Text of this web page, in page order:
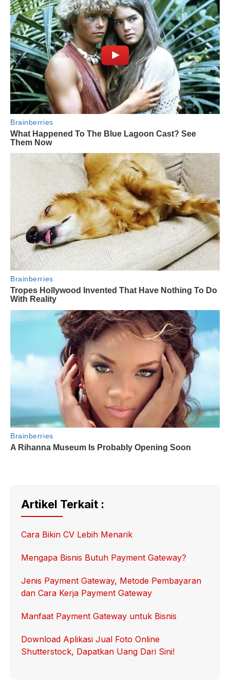
Artikel Terkait :
Cara Bikin CV Lebih Menarik
Mengapa Bisnis Butuh Payment Gateway?
Jenis Payment Gateway, Metode Pembayaran
dan Cara Kerja Payment Gateway
Manfaat Payment Gateway untuk Bisnis
Download Aplikasi Jual Foto Online
Shutterstock, Dapatkan Uang Dari Sini!